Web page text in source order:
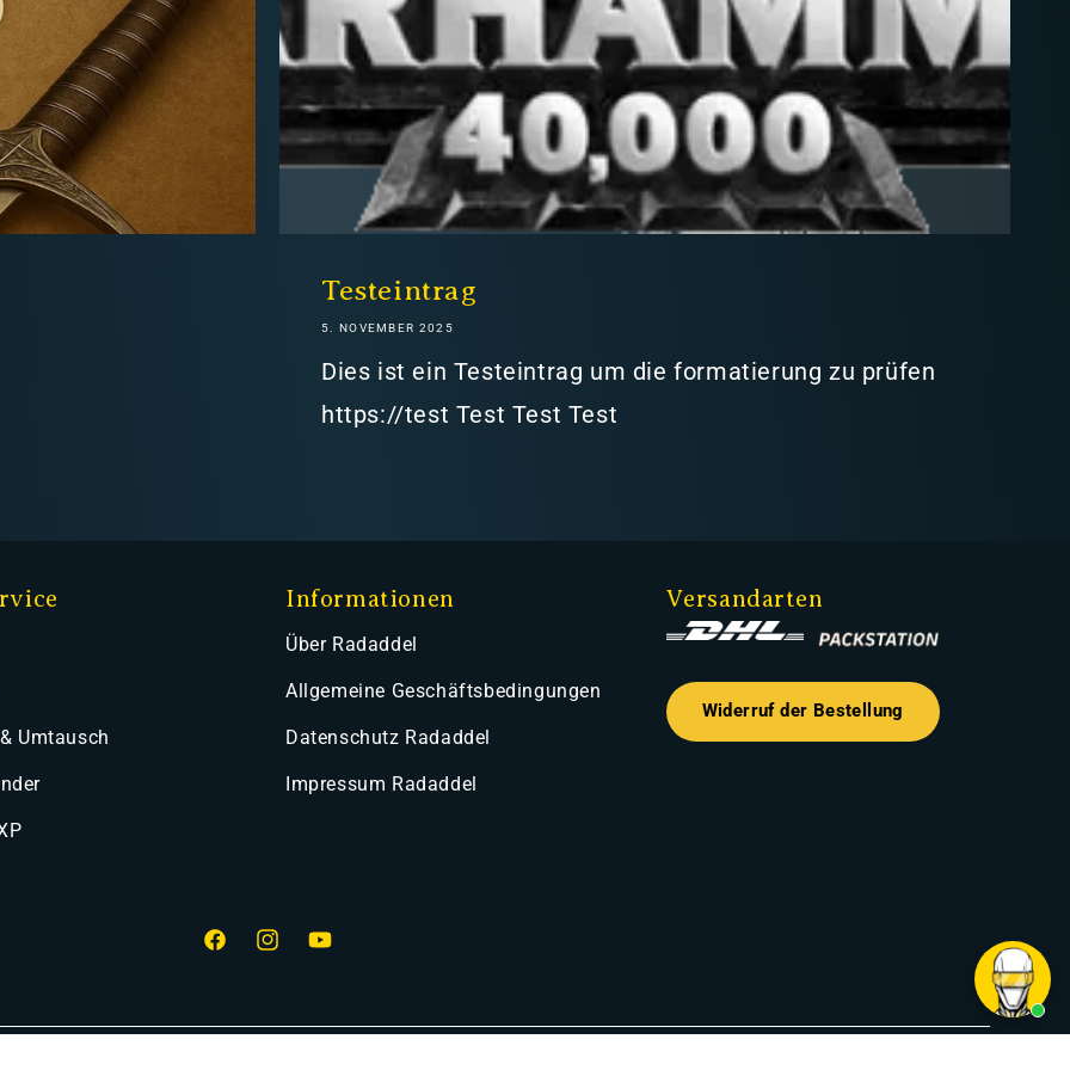
Testeintrag
5. NOVEMBER 2025
Dies ist ein Testeintrag um die formatierung zu prüfen
https://test Test Test Test
Umtausch
Informationen
Über Radaddel
Allgemeine Geschäftsbedingungen
Datenschutz Radaddel
Impressum Radaddel
Versandarten
Widerruf der Bestellung
FacebookInstagramYouTube